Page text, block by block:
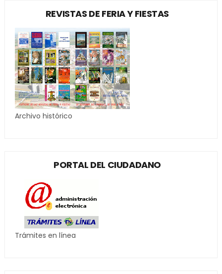
REVISTAS DE FERIA Y FIESTAS
Archivo histórico
PORTAL DEL CIUDADANO
Trámites en línea